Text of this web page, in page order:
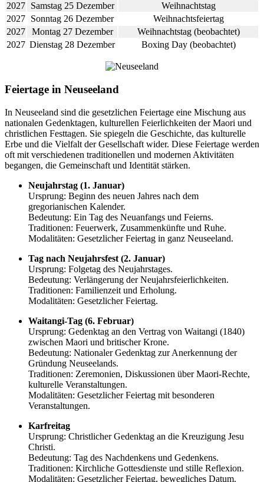
2027 Samstag 25 Dezember
Weihnachtstag
2027 Sonntag 26 Dezember
Weihnachtsfeiertag
2027
Montag 27 Dezember
Weihnachtstag (beobachtet)
2027 Dienstag 28 Dezember Boxing Day (beobachtet)
Feiertage in Neuseeland
In Neuseeland sind die gesetzlichen Feiertage eine Mischung aus
nationalen Gedenktagen, kulturellen Feierlichkeiten der Maori und
christlichen Festtagen. Sie spiegeln die Geschichte, das kulturelle
Erbe und die Vielfalt der Gesellschaft wider. Diese Feiertage werden
oft mit verschiedenen traditionellen und modernen Aktivitäten
begangen, die Gemeinschaft und Identität stärken.
Neujahrstag (1. Januar)
Ursprung: Beginn des neuen Jahres nach dem
gregorianischen Kalender.
Bedeutung: Ein Tag des Neuanfangs und Feierns.
Traditionen: Feuerwerk, Zusammenkünfte und Ruhe.
Modalitäten: Gesetzlicher Feiertag in ganz Neuseeland.
Tag nach Neujahrsfest (2. Januar)
Ursprung: Folgetag des Neujahrstages.
Bedeutung: Verlängerung der Neujahrsfeierlichkeiten.
Traditionen: Familienzeit und Erholung.
Modalitäten: Gesetzlicher Feiertag.
Waitangi-Tag (6. Februar)
Ursprung: Gedenktag an den Vertrag von Waitangi (1840)
zwischen Maori und britischer Krone.
Bedeutung: Nationaler Gedenktag zur Anerkennung der
Gründung Neuseelands.
Traditionen: Zeremonien, Diskussionen über Maori-Rechte,
kulturelle Veranstaltungen.
Modalitäten: Gesetzlicher Feiertag mit besonderen
Veranstaltungen.
Karfreitag
Ursprung: Christlicher Gedenktag an die Kreuzigung Jesu
Christi.
Bedeutung: Tag des Nachdenkens und Gedenkens.
Traditionen: Kirchliche Gottesdienste und stille Reflexion.
Modalitäten: Gesetzlicher Feiertag, bewegliches Datum.